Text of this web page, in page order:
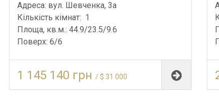
Адреса: вул. Шевченка, 3а
Кількість кімнат: 1
Площа, кв.м.: 44.9/23.5/9.6
Поверх: 6/6
1 145 140 грн / $ 31 000